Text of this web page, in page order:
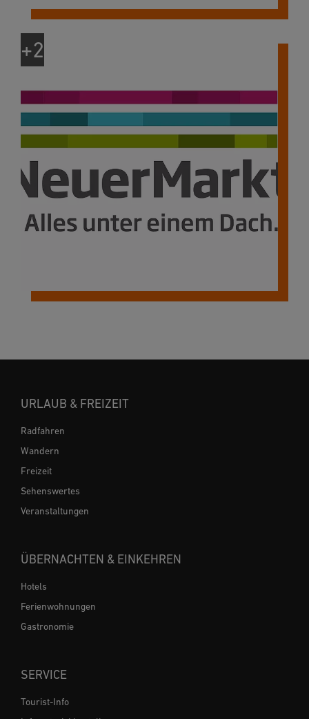
URLAUB & FREIZEIT
Radfahren
Wandern
Freizeit
Sehenswertes
Veranstaltungen
ÜBERNACHTEN & EINKEHREN
Hotels
Ferienwohnungen
Gastronomie
SERVICE
Tourist-Info